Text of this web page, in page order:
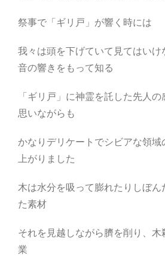
祭事で「ギリ戸」が響く時には
我々は頭を下げていて見てはいけ
音の響きをもって知る
「ギリ戸」に神霊を託した先人
思いながらも
かなりデリケートでシビアな領域
上がりました
木は水分を吸って膨れたりしぼん
た素材
それを見越しながら臍を削り、
業